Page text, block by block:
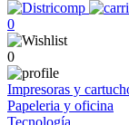
0
0
Impresoras y
Papeleria y oficina
Tecnología